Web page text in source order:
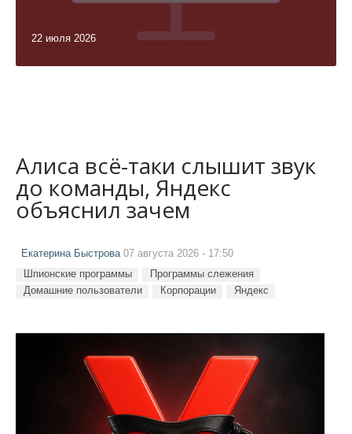
22 июля 2026
Алиса всё-таки слышит звук
до команды, Яндекс
объяснил зачем
Екатерина Быстрова07 августа 2026 - 17:50
Шпионские программы
Программы слежения
Домашние пользователи
Корпорации Яндекс